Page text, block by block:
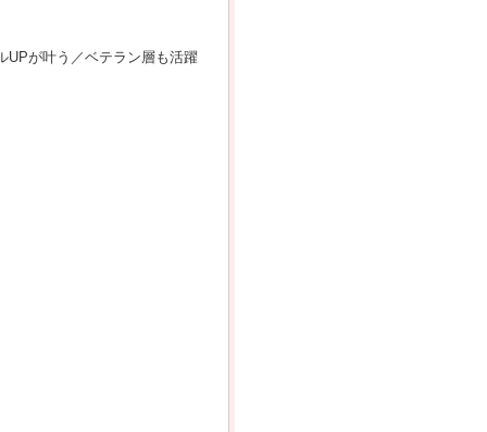
UPが叶う／ベテラン層も活躍